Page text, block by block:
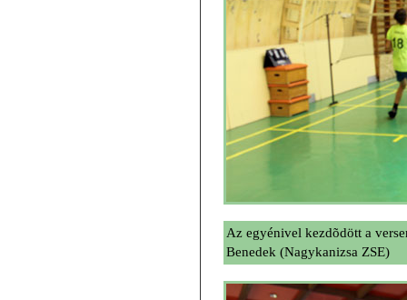
Az egyénivel kezdõdött a
Benedek (Nagykanizsa ZSE)